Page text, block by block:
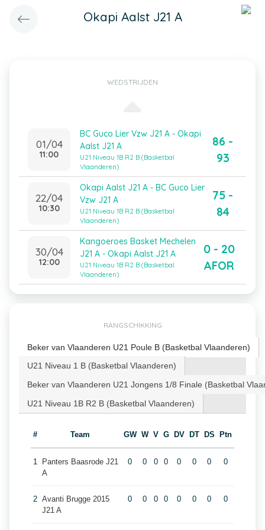
Okapi Aalst J21 A
WEDSTRIJDEN
01/04
11:00
BC Guco Lier Vzw J21 A - Okapi
Aalst J21 A
U21 Niveau 1B R2 B (Basketbal
Vlaanderen)
86 -
93
22/04
10:30
Okapi Aalst J21 A - BC Guco Lier
Vzw J21 A
U21 Niveau 1B R2 B (Basketbal
Vlaanderen)
75 -
84
30/04
12:00
Kangoeroes Basket Mechelen
J21 A - Okapi Aalst J21 A
U21 Niveau 1B R2 B (Basketbal
Vlaanderen)
0 - 20
AFOR
RANGSCHIKKING
Beker van Vlaanderen U21 Poule B (Basketbal Vlaanderen)
U21 Niveau 1 B (Basketbal Vlaanderen)
Beker van Vlaanderen U21 Jongens 1/8 Finale (Basketbal
U21 Niveau 1B R2 B (Basketbal Vlaanderen)
# Team GW W V G DV DT DS Ptn
1
Panters Baasrode J21
A
0 0 0 0 0 0 0 0
2 Avanti Brugge 2015
J21 A
0 0 0 0 0 0 0 0